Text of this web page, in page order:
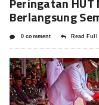
Berlangsung
0 comment Read